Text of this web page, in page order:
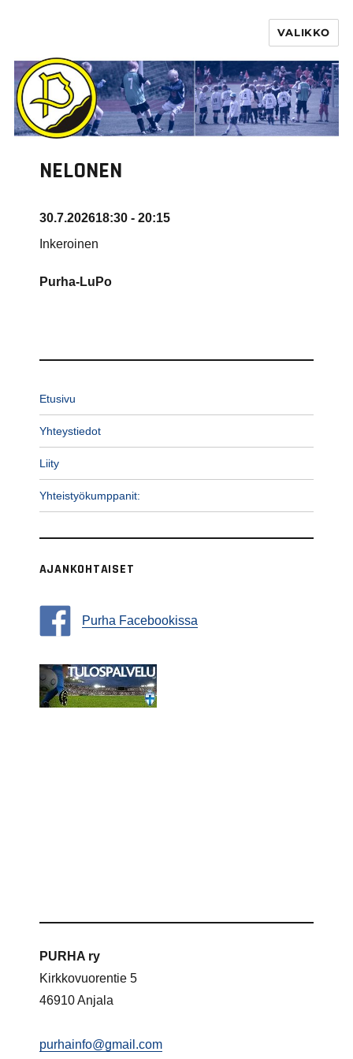
VALIKKO
NELONEN
30.7.202618:30 - 20:15
Inkeroinen
Purha-LuPo
Etusivu
Yhteystiedot
Liity
Yhteistyökumppanit:
AJANKOHTAISET
Purha Facebookissa
PURHA ry
Kirkkovuorentie 5
46910 Anjala
purhainfo@gmail.com